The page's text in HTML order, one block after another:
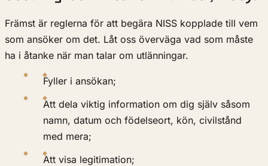
Främst är reglerna för att begära NISS kopplade till vem
som ansöker om det. Låt oss överväga vad som måste
ha i åtanke när man talar om utlänningar.
Fyller i ansökan;
Att dela viktig information om dig själv såsom
namn, datum och födelseort, kön, civilstånd
med mera;
Att visa legitimation;